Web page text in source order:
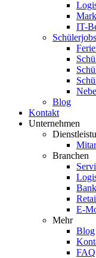
IT-
Schülerjobs
Blog
Kontakt
Unternehmen
Branchen
E-
Mehr
Blog
FAQ